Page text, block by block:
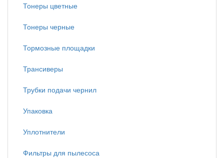
Тонеры цветные
Тонеры черные
Тормозные площадки
Трансиверы
Трубки подачи чернил
Упаковка
Уплотнители
Фильтры для пылесоса